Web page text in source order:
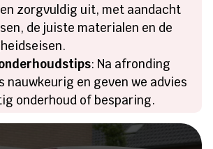
zorgvuldig uit, met aandacht
de juiste materialen en de
: Na afronding
nauwkeurig en geven we advies
onderhoud of besparing.